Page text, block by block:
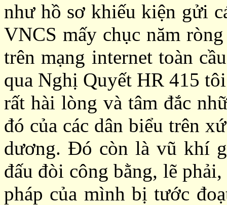
như hồ sơ khiếu kiện gửi
VNCS mấy chục năm
trên mạng internet toàn
qua Nghị Quyết HR 415
rất hài lòng và tâm đắc
đó của các dân biểu trên
dương. Đó còn là vũ khí
đấu đòi công bằng, lẽ
pháp của mình bị tước